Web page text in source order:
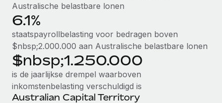
Australische belastbare lonen
6.1%
staatspayrollbelasting voor bedragen boven
$nbsp;2.000.000 aan Australische belastbare lonen
$nbsp;1.250.000
is de jaarlijkse drempel waarboven
inkomstenbelasting verschuldigd is
Australian Capital Territory